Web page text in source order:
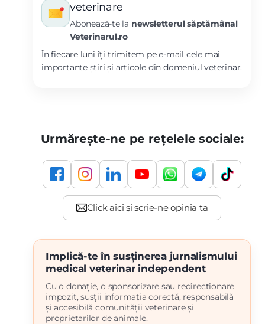
veterinare
Abonează-te la newsletterul săptămânal
Veterinarul.ro
În fiecare luni îți trimitem pe e-mail cele mai
importante știri și articole din domeniul veterinar.
Urmărește-ne pe rețelele sociale:
Implică-te în susținerea jurnalismului
medical veterinar independent
Cu o donație, o sponsorizare sau redirecționare
impozit, susții informația corectă, responsabilă
și accesibilă comunității veterinare și
proprietarilor de animale.